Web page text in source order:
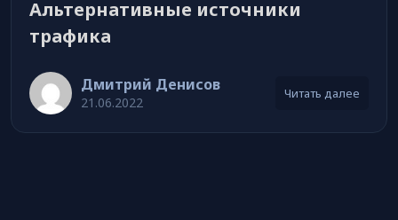
Альтернативные источники
трафика
Дмитрий Денисов
21.06.2022
Читать далее